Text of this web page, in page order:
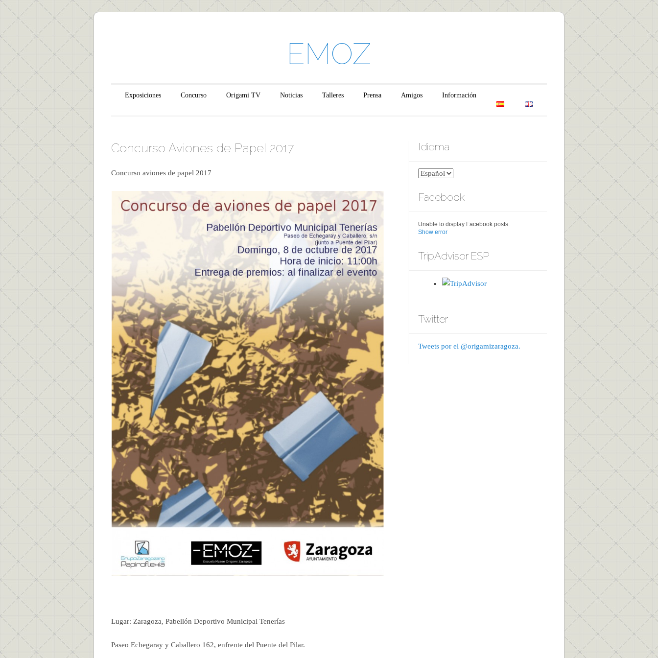
EMOZ
Main menu
Skip to content
Exposiciones Concurso Origami TV Noticias Talleres Prensa Amigos Información
Concurso Aviones de Papel 2017
Concurso aviones de papel 2017
Lugar: Zaragoza, Pabellón Deportivo Municipal Tenerías
Paseo Echegaray y Caballero 162, enfrente del Puente del Pilar.
Idioma
Facebook
Unable to display Facebook posts.
Show error
TripAdvisor ESP
Twitter
Tweets por el @origamizaragoza.